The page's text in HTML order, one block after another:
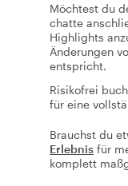
Möchtest du
chatte
Highlights
Änderungen
entspricht.
Risikofrei
für eine
Brauchst du
Erlebnis für
komplett